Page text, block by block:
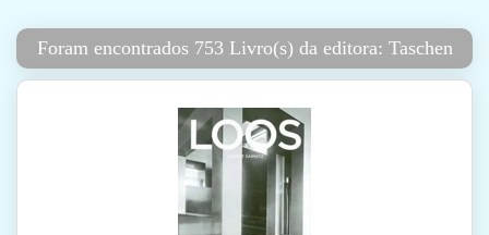
Foram encontrados 753 Livro(s) da editora: Taschen